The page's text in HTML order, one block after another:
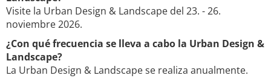
Visite la Urban Design & Landscape del 23. - 26.
noviembre 2026.
¿Con qué frecuencia se lleva a cabo la Urban Design &
Landscape?
La Urban Design & Landscape se realiza anualmente.